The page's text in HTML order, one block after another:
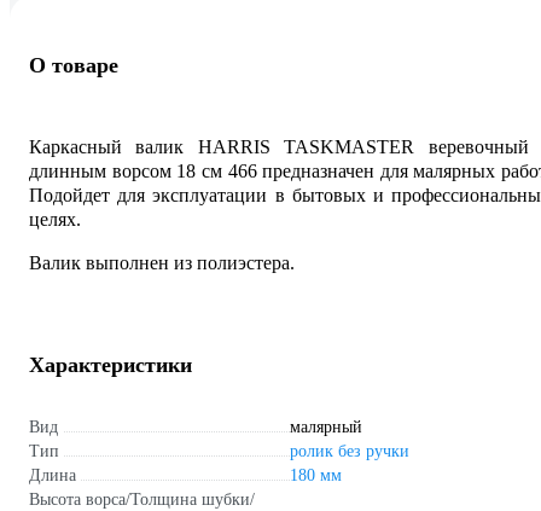
О товаре
Каркасный валик HARRIS TASKMASTER веревочный
длинным ворсом 18 см 466 предназначен для малярных
Подойдет для эксплуатации в бытовых и
целях.
Валик выполнен из полиэстера.
Характеристики
Вид
малярный
Тип
ролик без ручки
Длина
180 мм
Высота ворса/Толщина шубки/